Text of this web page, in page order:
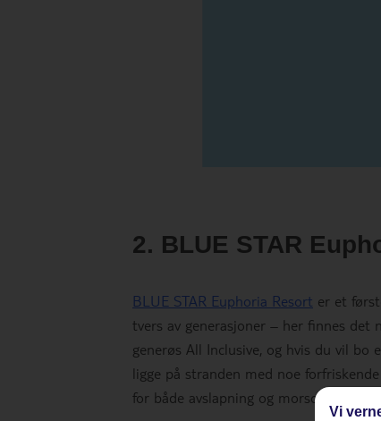
2. BLUE STAR
BLUE STAR Euphoria Resort er et
tvers av generasjoner – her finnes
generøs All Inclusive, og hvis du vil
ligge på stranden med noe
for både avslapning og morsomme
Vi